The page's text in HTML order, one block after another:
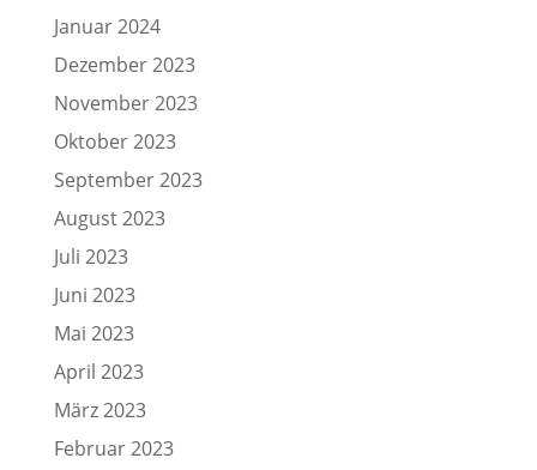
Januar 2024
Dezember 2023
November 2023
Oktober 2023
September 2023
August 2023
Juli 2023
Juni 2023
Mai 2023
April 2023
März 2023
Februar 2023